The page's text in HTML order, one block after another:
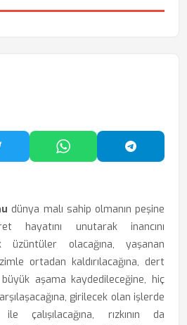
Paylaş
WhatsApp'ta Paylaş
dünya malı sahip olmanın peşine
hayatını unutarak inancını
üzüntüler olacağına, yaşanan
ortadan kaldırılacağına, dert
aşama kaydedileceğine, hiç
girilecek olan işlerde
çalışılacağına, rızkının da